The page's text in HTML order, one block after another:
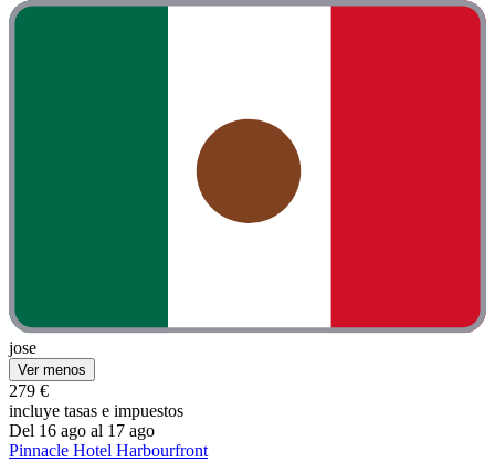
jose
Ver menos
279 €
incluye tasas e impuestos
Del 16 ago al 17 ago
Pinnacle Hotel Harbourfront